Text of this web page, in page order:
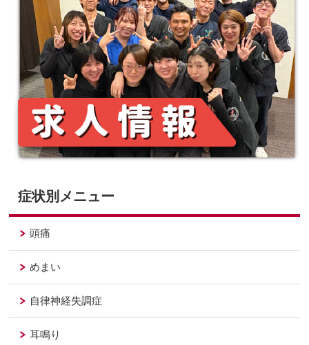
症状別メニュー
頭痛
めまい
自律神経失調症
耳鳴り